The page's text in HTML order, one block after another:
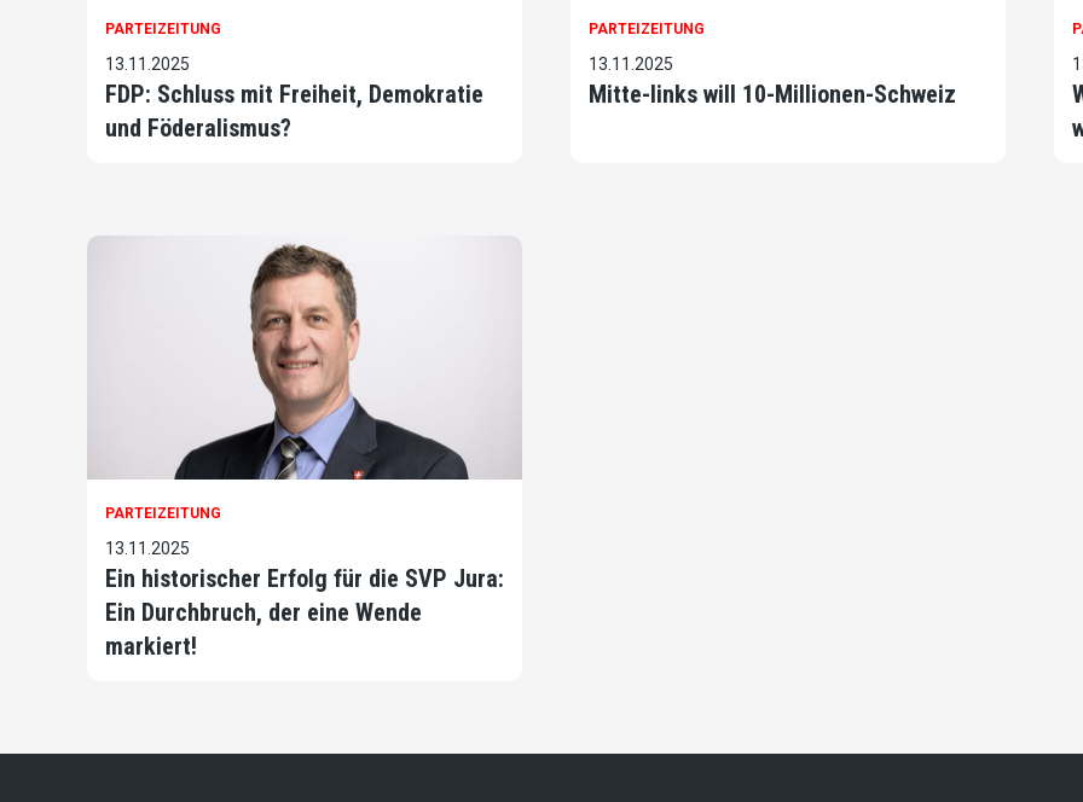
PARTEIZEITUNG
13.11.2025
FDP: Schluss mit Freiheit, Demokratie
und Föderalismus?
PARTEIZEITUNG
13.11.2025
Mitte-links will 10-Millionen-Schweiz
PARTEIZEITUNG
13.11.2025
Ein historischer Erfolg für die SVP Jura:
Ein Durchbruch, der eine Wende
markiert!